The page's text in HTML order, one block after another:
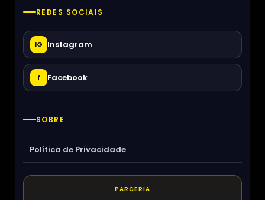
REDES SOCIAIS
IG Instagram
f Facebook
SOBRE
Política de Privacidade
PARCERIA